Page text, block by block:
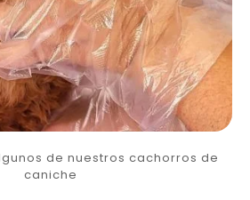
de nuestros cachorros de
caniche